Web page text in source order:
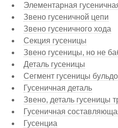
Элементарная
Звено гусеничной цепи
Звено гусеничного хода
Секция гусеницы
Звено гусеницы, но не
Деталь гусеницы
Сегмент гусеницы
Гусеничная деталь
Звено, деталь гусеницы
Гусеничная
Гусенциа